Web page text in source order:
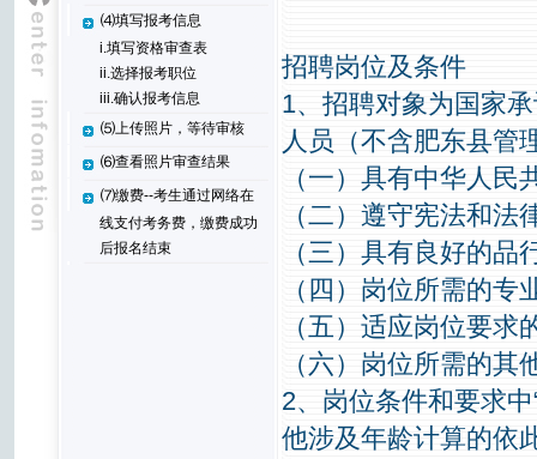
⑷填写报考信息
i.填写资格审查表
ii.选择报考职位
iii.确认报考信息
⑸上传照片，等待审核
⑹查看照片审查结果
⑺缴费--考生通过网络在
线支付考务费，缴费成功
后报名结束
招聘岗位及条件
1、招聘对象为国家
人员（不含肥东县管
（一）具有中华人民
（二）遵守宪法和法
（三）具有良好的品
（四）岗位所需的专
（五）适应岗位要求
（六）岗位所需的其
2、岗位条件和要求中
他涉及年龄计算的依